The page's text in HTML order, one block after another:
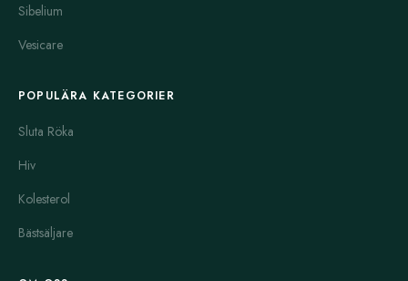
Sibelium
Vesicare
POPULÄRA KATEGORIER
Sluta Röka
Hiv
Kolesterol
Bästsäljare